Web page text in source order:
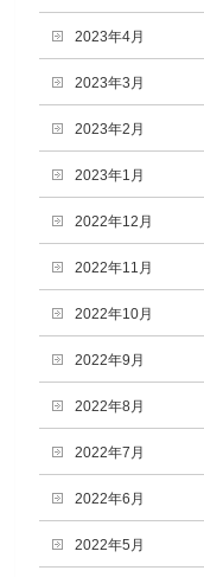
2023年4月
2023年3月
2023年2月
2023年1月
2022年12月
2022年11月
2022年10月
2022年9月
2022年8月
2022年7月
2022年6月
2022年5月